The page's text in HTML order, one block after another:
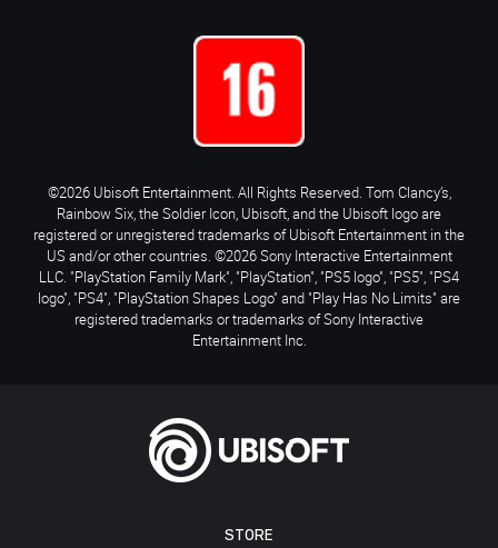
STORE
©2026 Ubisoft Entertainment. All Rights Reserved. Tom Clancy’s,
Rainbow Six, the Soldier Icon, Ubisoft, and the Ubisoft logo are
registered or unregistered trademarks of Ubisoft Entertainment in the
US and/or other countries. ©2026 Sony Interactive Entertainment
LLC. "PlayStation Family Mark", "PlayStation", "PS5 logo", "PS5", "PS4
logo", "PS4", "PlayStation Shapes Logo" and "Play Has No Limits" are
registered trademarks or trademarks of Sony Interactive
Entertainment Inc.